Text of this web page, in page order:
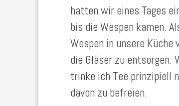
hatten wir eines Tages
bis die Wespen kamen.
Wespen in unsere
die Gläser zu
trinke ich Tee prinzipiell
davon zu befreien.